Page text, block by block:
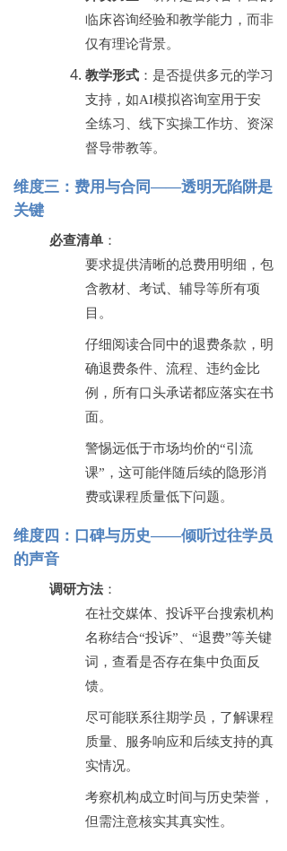
临床咨询经验和教学能力，而非
仅有理论背景。
教学形式 ：是否提供多元的学习
支持，如AI模拟咨询室用于安
全练习、线下实操工作坊、资深
督导带教等。
维度三：费用与合同——透明无陷阱是
关键
必查清单 ：
要求提供清晰的总费用明细，包
含教材、考试、辅导等所有项
目。
仔细阅读合同中的退费条款，明
确退费条件、流程、违约金比
例，所有口头承诺都应落实在书
面。
警惕远低于市场均价的“引流
课”，这可能伴随后续的隐形消
费或课程质量低下问题。
维度四：口碑与历史——倾听过往学员
的声音
调研方法 ：
在社交媒体、投诉平台搜索机构
名称结合“投诉”、“退费”等关键
词，查看是否存在集中负面反
馈。
尽可能联系往期学员，了解课程
质量、服务响应和后续支持的真
实情况。
考察机构成立时间与历史荣誉，
但需注意核实其真实性。